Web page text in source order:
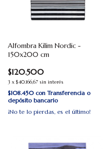
Alfombra Kilim Nordic -
150x200 cm
$120.500
3 x $40.166,67 sin interés
$108.450 con Transferencia o
depósito bancario
¡No te lo pierdas, es el último!